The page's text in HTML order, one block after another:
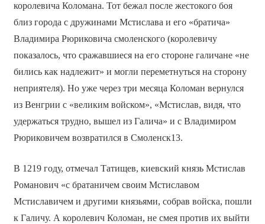
королевича Коломана. Тот бежал после жестокого боя
близ города с дружинами Мстислава и его «братича»
Владимира Рюриковича смоленского (королевичу
показалось, что сражавшиеся на его стороне галичане «не
бились как надлежит» и могли переметнуться на сторону
неприятеля). Но уже через три месяца Коломан вернулся
из Венгрии с «великим войском», «Мстислав, видя, что
удержаться трудно, вышел из Галича» и с Владимиром
Рюриковичем возвратился в Смоленск13.
В 1219 году, отмечал Татищев, киевский князь Мстислав
Романович «с братаничем своим Мстиславом
Мстиславичем и другими князьями, собрав войска, пошли
к Галичу. А королевич Коломан, не смея против их выйти